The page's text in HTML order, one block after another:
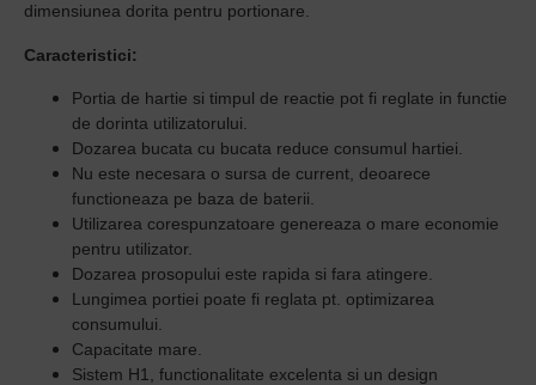
dimensiunea dorita pentru portionare.
Caracteristici:
Portia de hartie si timpul de reactie pot fi reglate in functie
de dorinta utilizatorului.
Dozarea bucata cu bucata reduce consumul hartiei.
Nu este necesara o sursa de current, deoarece
functioneaza pe baza de baterii.
Utilizarea corespunzatoare genereaza o mare economie
pentru utilizator.
Dozarea prosopului este rapida si fara atingere.
Lungimea portiei poate fi reglata pt. optimizarea
consumului.
Capacitate mare.
Sistem H1, functionalitate excelenta si un design